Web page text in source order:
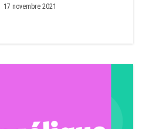
17 novembre 2021